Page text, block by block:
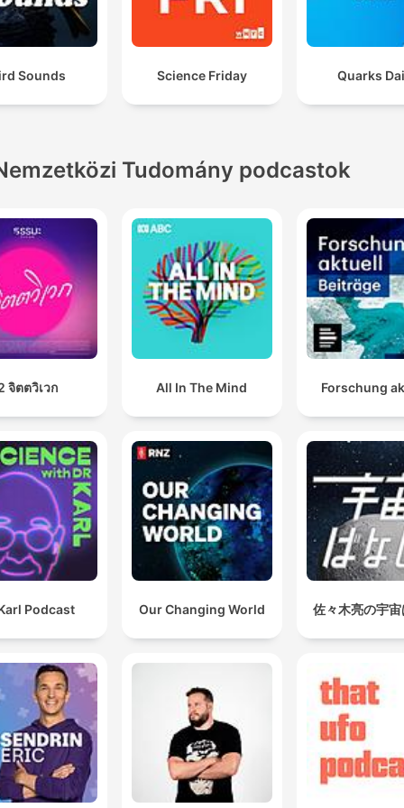
Sounds Science Friday Quarks
Tudomány podcastok
จิตตวิเวก All In The Mind Forschung
Podcast Our Changing World 佐々木亮の宇